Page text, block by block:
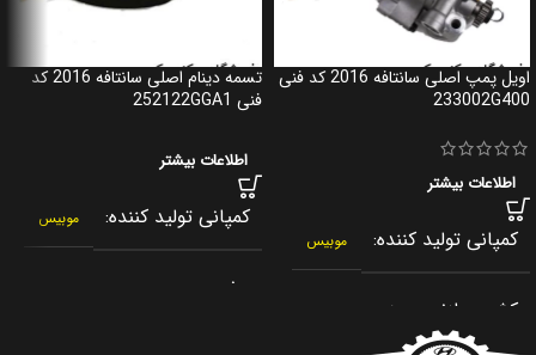
اویل پمپ اصلی سانتافه 2016 کد فنی
233002G400
اطلاعات بیشتر
کمپانی تولید کننده موبیس
کشور سازنده کره جنوبی
تسمه دینام اصلی سانتافه 2016 کد
فنی 252122GGA1
اطلاعات بیشتر
کمپانی تولید کننده موبیس
برند